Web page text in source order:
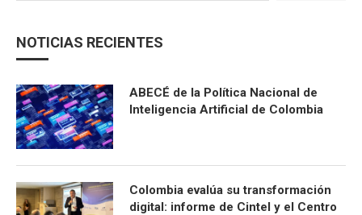
NOTICIAS RECIENTES
ABECÉ de la Política Nacional de
Inteligencia Artificial de Colombia
Colombia evalúa su transformación
digital: informe de Cintel y el Centro